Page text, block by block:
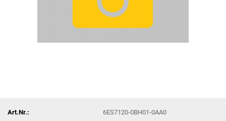
Art.Nr.:
6ES7120-0BH01-0AA0